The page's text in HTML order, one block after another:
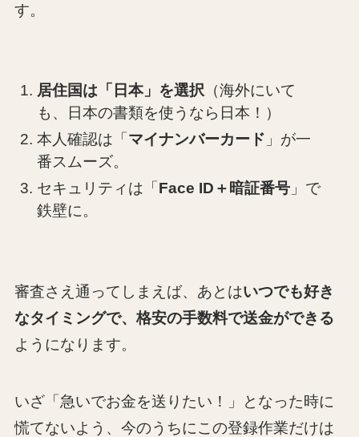
す。
居住国は「日本」を選択（海外にいて
も、日本の書類を使うなら日本！）
本人確認は「 マイナンバーカード 」が一
番スムーズ。
セキュリティは「Face ID＋暗証番号 」で
鉄壁に。
審査さえ通ってしまえば、あとはいつでも好き
なタイミングで、格安の手数料で送金ができる
ようになります。
いざ「急いでお金を送りたい！」となった時に
慌てないよう、今のうちにこの登録作業だけは